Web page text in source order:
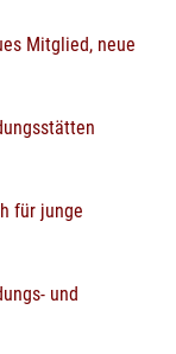
Mitglied, neue
für junge
und